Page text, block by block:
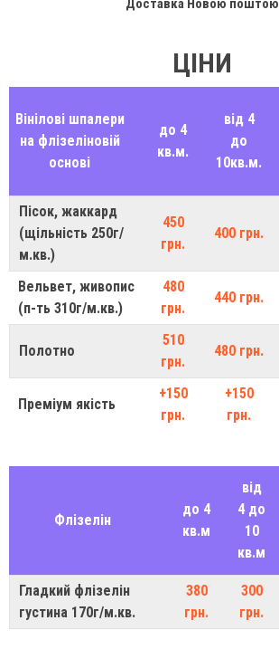
Доставка Новою поштою
ЦІНИ
Вінілові шпалери
на флізеліновій
основі
до 4
кв.м.
від 4
до
10кв.м.
Пісок, жаккард
(щільність 250г/
м.кв.)
450
грн.
400 грн.
Вельвет, живопис
(п-ть 310г/м.кв.)
480
грн.
440 грн.
Полотно
510
грн.
480 грн.
Преміум якість
+150
грн.
+150
грн.
Флізелін
до 4
кв.м
від
4 до
10
кв.м
Гладкий флізелін
густина 170г/м.кв.
380
грн.
300
грн.